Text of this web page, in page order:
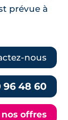
prévue à
nous
96 48 60
offres